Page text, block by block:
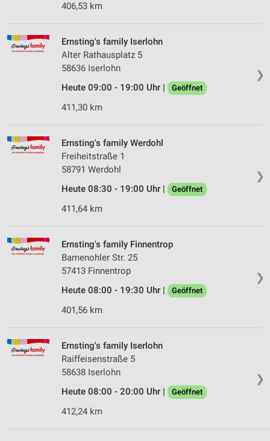
406,53 km
❯
Ernsting's family Iserlohn
Alter Rathausplatz 5
58636 Iserlohn
Heute 09:00 - 19:00 Uhr |
Geöffnet
411,30 km
❯
Ernsting's family Werdohl
Freiheitstraße 1
58791 Werdohl
Heute 08:30 - 19:00 Uhr |
Geöffnet
411,64 km
❯
Ernsting's family Finnentrop
Bamenohler Str. 25
57413 Finnentrop
Heute 08:00 - 19:30 Uhr |
Geöffnet
401,56 km
❯
Ernsting's family Iserlohn
Raiffeisenstraße 5
58638 Iserlohn
Heute 08:00 - 20:00 Uhr |
Geöffnet
412,24 km